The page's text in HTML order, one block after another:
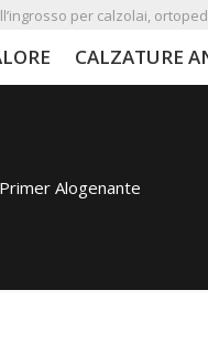
per calzolai,
CALZATURE
Alogenante